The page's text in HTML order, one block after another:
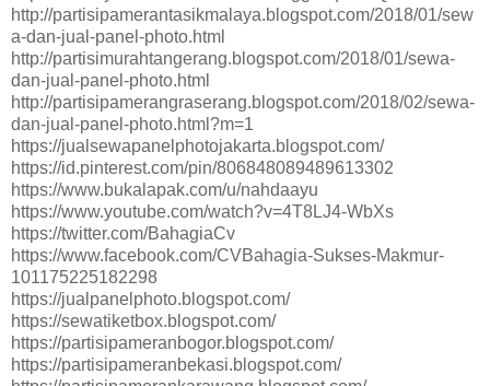
http://partisipamerantasikmalaya.blogspot.com/2018/01/sew
a-dan-jual-panel-photo.html
http://partisimurahtangerang.blogspot.com/2018/01/sewa-
dan-jual-panel-photo.html
http://partisipamerangraserang.blogspot.com/2018/02/sewa-
dan-jual-panel-photo.html?m=1
https://jualsewapanelphotojakarta.blogspot.com/
https://id.pinterest.com/pin/806848089489613302
https://www.bukalapak.com/u/nahdaayu
https://www.youtube.com/watch?v=4T8LJ4-WbXs
https://twitter.com/BahagiaCv
https://www.facebook.com/CVBahagia-Sukses-Makmur-
101175225182298
https://jualpanelphoto.blogspot.com/
https://sewatiketbox.blogspot.com/
https://partisipameranbogor.blogspot.com/
https://partisipameranbekasi.blogspot.com/